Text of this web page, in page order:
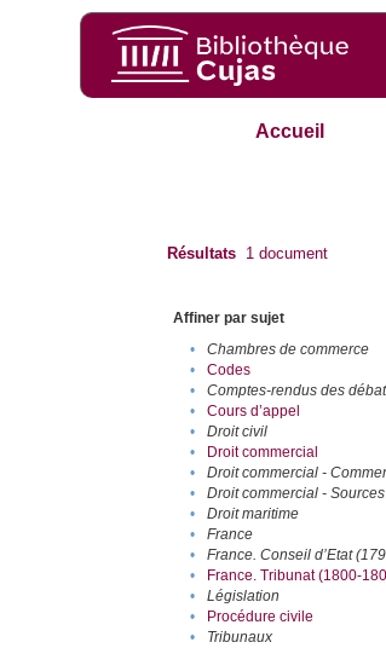
Accueil
Résultats 1 document
Affiner par sujet
•
Chambres de commerce
•
Codes
•
Comptes-rendus des
•
Cours d’appel
•
Droit civil
•
Droit commercial
•
Droit commercial -
•
Droit commercial - Sources
•
Droit maritime
•
France
•
France. Conseil d’Etat
•
France. Tribunat (1800-
•
Législation
•
Procédure civile
•
Tribunaux